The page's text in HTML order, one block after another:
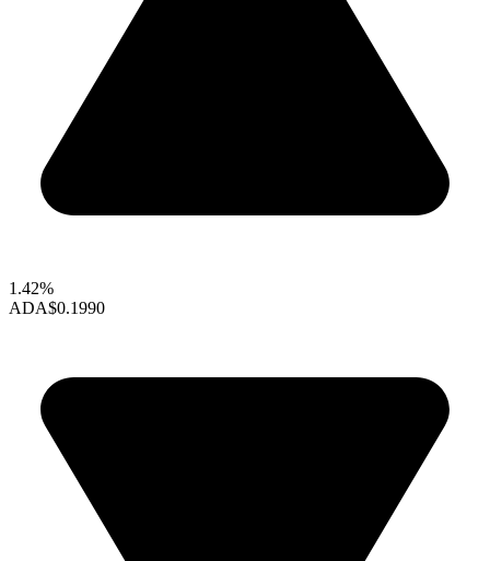
1.42%
ADA$0.1990